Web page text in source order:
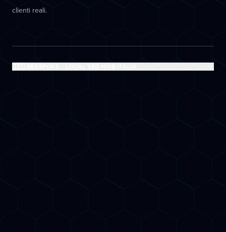
clienti reali.
🇮🇹 BEESPOKE - LOCAL SEO HUB ITALIA